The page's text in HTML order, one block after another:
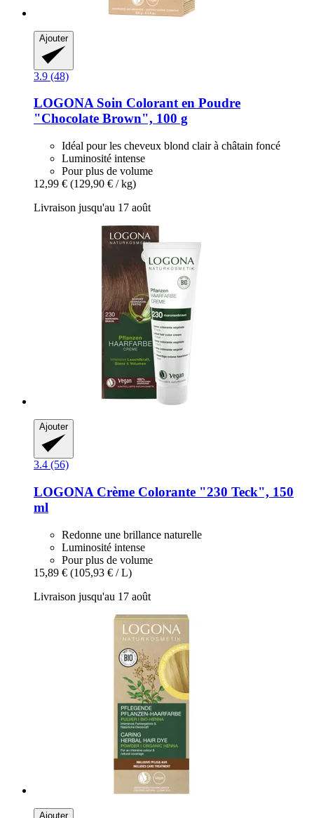
Ajouter
3.9 (48)
LOGONASoin Colorant en Poudre
"Chocolate Brown", 100 g
Idéal pour les cheveux blond clair à châtain foncé
Luminosité intense
Pour plus de volume
12,99 € (129,90 € / kg)
Livraison jusqu'au 17 août
Ajouter
3.4 (56)
LOGONA Crème Colorante "230 Teck", 150
ml
Redonne une brillance naturelle
Luminosité intense
Pour plus de volume
15,89 € (105,93 € / L)
Livraison jusqu'au 17 août
Ajouter